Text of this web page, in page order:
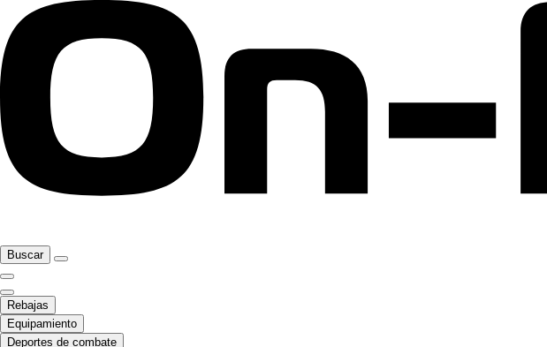
Buscar
Rebajas
Equipamiento
Deportes de combate